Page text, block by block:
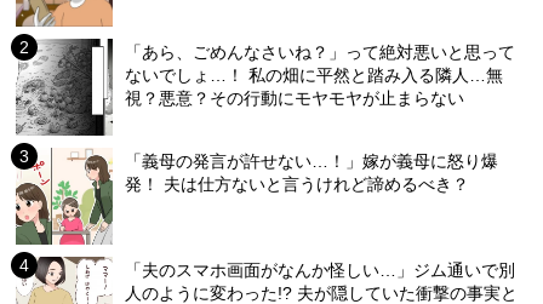
「あら、ごめんなさいね？」って絶対悪いと思って
ないでしょ…！ 私の畑に平然と踏み入る隣人…無
視？悪意？その行動にモヤモヤが止まらない
「義母の発言が許せない…！」嫁が義母に怒り爆
発！ 夫は仕方ないと言うけれど諦めるべき？
「夫のスマホ画面がなんか怪しい…」ジム通いで別
人のように変わった!? 夫が隠していた衝撃の事実と